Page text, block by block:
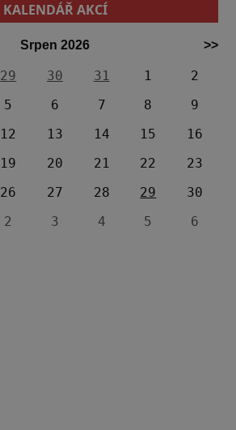
KALENDÁŘ AKCÍ
Srpen 2026 >>
29 30 31 1
2
5 6 7 8
9
12 13 14 15
16
19 20 21 22
23
26 27 28 29
30
2 3 4 5 6